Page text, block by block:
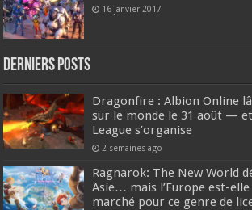
16 janvier 2017
DERNIERS Posts
Dragonfire : Albion Online
sur le monde le 31 août —
League s’organise
2 semaines ago
Ragnarok: The New World
Asie… mais l’Europe est-
marché pour ce genre de